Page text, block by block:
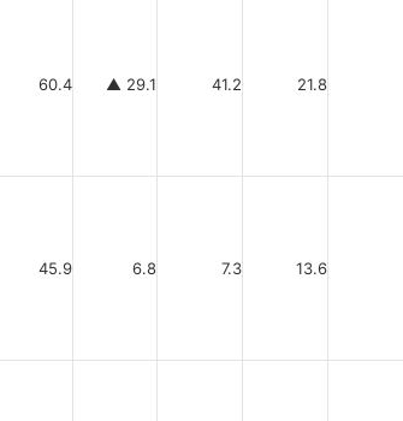
60.4 ▲ 29.1 41.2 21.8
45.9 6.8 7.3 13.6